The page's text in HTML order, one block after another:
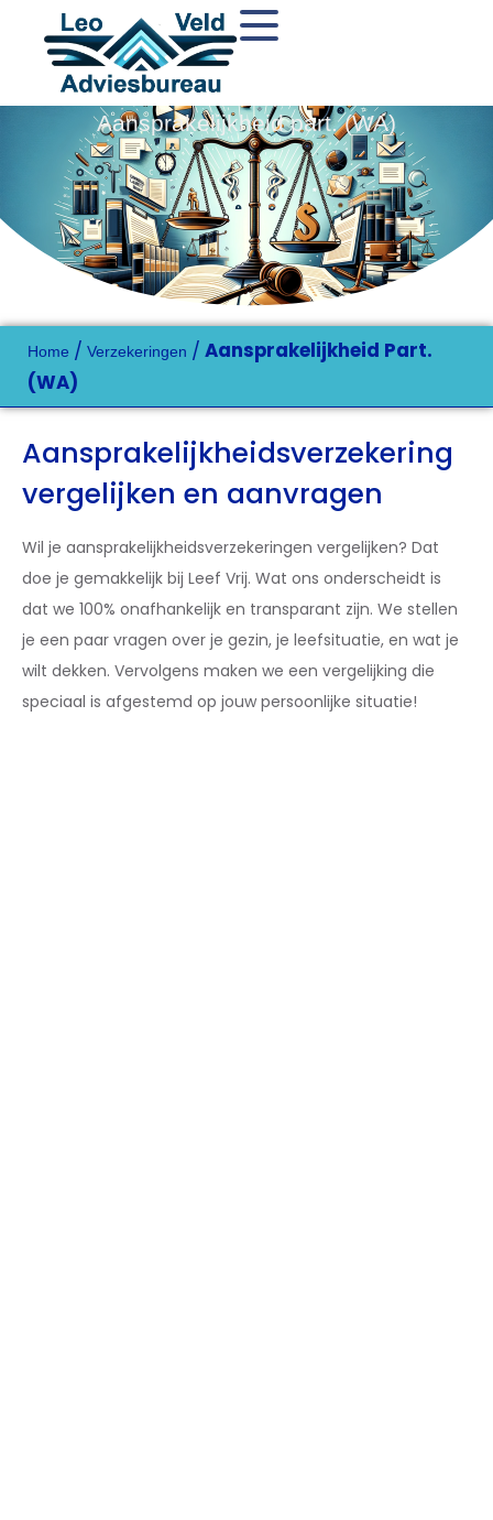
Aansprakelijkheid part. (WA)
Home / Verzekeringen / Aansprakelijkheid Part.
(WA)
Aansprakelijkheidsverzekering
vergelijken en aanvragen
Wil je aansprakelijkheidsverzekeringen vergelijken? Dat
doe je gemakkelijk bij Leef Vrij. Wat ons onderscheidt is
dat we 100% onafhankelijk en transparant zijn. We stellen
je een paar vragen over je gezin, je leefsituatie, en wat je
wilt dekken. Vervolgens maken we een vergelijking die
speciaal is afgestemd op jouw persoonlijke situatie!